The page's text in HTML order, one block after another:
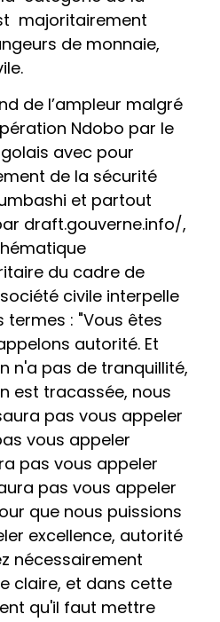
majoritairement
de monnaie,
de l’ampleur malgré
Ndobo par le
avec pour
de la sécurité
et partout
draft.gouverne.info/,
du cadre de
civile interpelle
termes : "Vous êtes
autorité. Et
n'a pas de tranquillité,
est tracassée, nous
pas vous appeler
vous appeler
pas vous appeler
pas vous appeler
que nous puissions
excellence, autorité
nécessairement
claire, et dans cette
qu'il faut mettre